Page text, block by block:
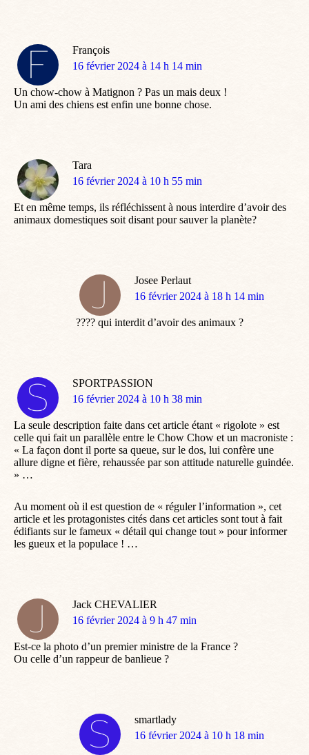
François
dit
16 février 2024 à 14 h 14 min
Un chow-chow à Matignon ? Pas un mais deux !
Un ami des chiens est enfin une bonne chose.
Tara
dit
16 février 2024 à 10 h 55 min
Et en même temps, ils réfléchissent à nous interdire d’avoir des
animaux domestiques soit disant pour sauver la planète?
Josee Perlaut
dit
16 février 2024 à 18 h 14 min
???? qui interdit d’avoir des animaux ?
SPORTPASSION
dit
16 février 2024 à 10 h 38 min
La seule description faite dans cet article étant « rigolote » est
celle qui fait un parallèle entre le Chow Chow et un macroniste :
« La façon dont il porte sa queue, sur le dos, lui confère une
allure digne et fière, rehaussée par son attitude naturelle guindée.
» …
Au moment où il est question de « réguler l’information », cet
article et les protagonistes cités dans cet articles sont tout à fait
édifiants sur le fameux « détail qui change tout » pour informer
les gueux et la populace ! …
Jack CHEVALIER
dit
16 février 2024 à 9 h 47 min
Est-ce la photo d’un premier ministre de la France ?
Ou celle d’un rappeur de banlieue ?
smartlady
dit
16 février 2024 à 10 h 18 min